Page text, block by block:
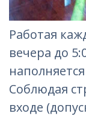
Работая
вечера до
Соблюдая
входе